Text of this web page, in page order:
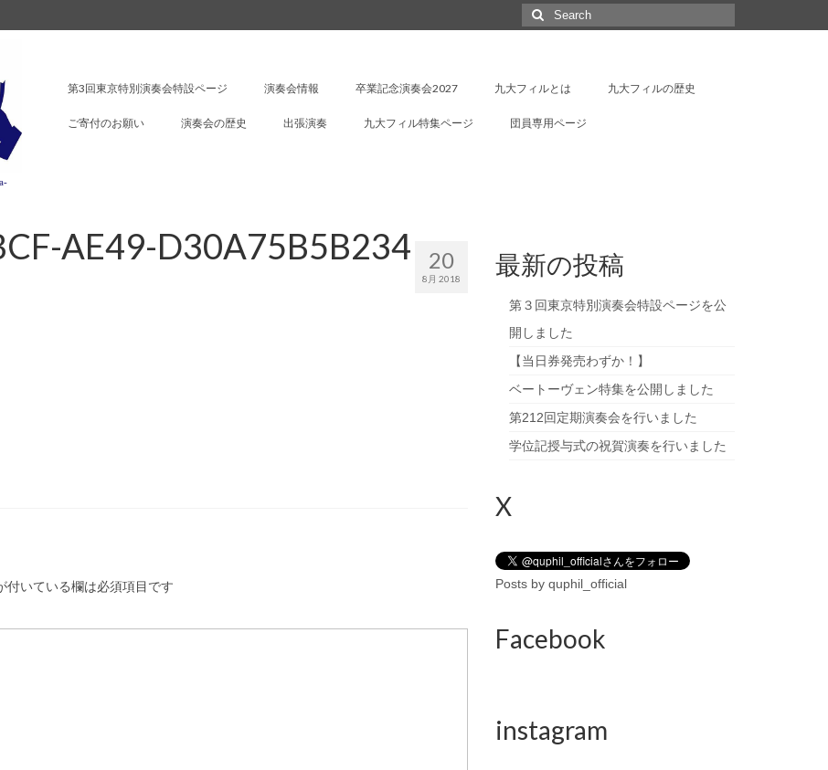
Search
for:
第3回東京特別演奏会特設ページ 演奏会情報 卒業記念演奏会2027 九大フィルとは 九大フィルの歴史
ご寄付のお願い 演奏会の歴史 出張演奏 九大フィル特集ページ 団員専用ページ
20
8月 2018
AE49-D30A75B5B234
付いている欄は必須項目です
最新の投稿
第３回東京特別演奏会特設ページを公
開しました
【当日券発売わずか！】
ベートーヴェン特集を公開しました
第212回定期演奏会を行いました
学位記授与式の祝賀演奏を行いました
X
Posts by quphil_official
Facebook
instagram